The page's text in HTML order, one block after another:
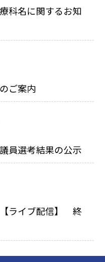
科名に関するお知
ご案内
員選考結果の公示
ライブ配信】 終